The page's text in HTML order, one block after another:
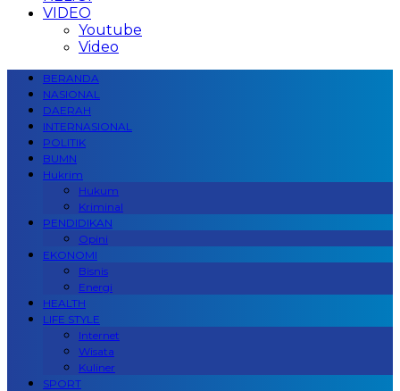
VIDEO
Youtube
Video
BERANDA
NASIONAL
DAERAH
INTERNASIONAL
POLITIK
BUMN
Hukrim
Hukum
Kriminal
PENDIDIKAN
Opini
EKONOMI
Bisnis
Energi
HEALTH
LIFE STYLE
Internet
Wisata
Kuliner
SPORT